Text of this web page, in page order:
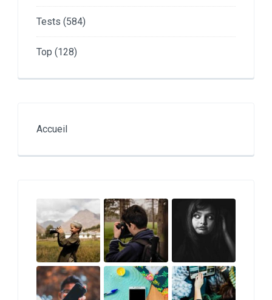
Tests (584)
Top (128)
Accueil